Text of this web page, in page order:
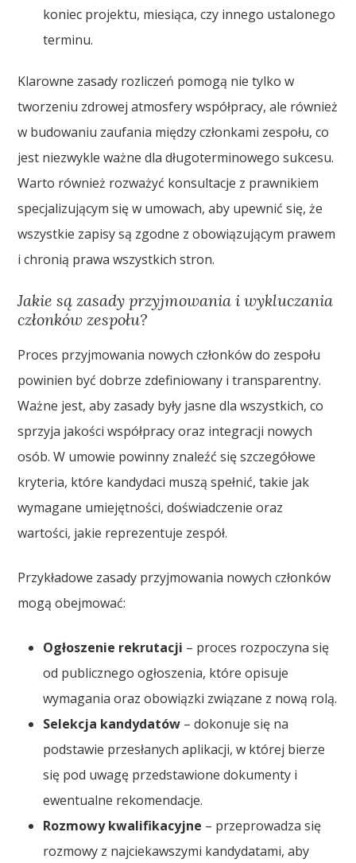
koniec projektu, miesiąca, czy innego ustalonego
terminu.
Klarowne zasady rozliczeń pomogą nie tylko w
tworzeniu zdrowej atmosfery współpracy, ale również
w budowaniu zaufania między członkami zespołu, co
jest niezwykle ważne dla długoterminowego sukcesu.
Warto również rozważyć konsultacje z prawnikiem
specjalizującym się w umowach, aby upewnić się, że
wszystkie zapisy są zgodne z obowiązującym prawem
i chronią prawa wszystkich stron.
Jakie są zasady przyjmowania i wykluczania
członków zespołu?
Proces przyjmowania nowych członków do zespołu
powinien być dobrze zdefiniowany i transparentny.
Ważne jest, aby zasady były jasne dla wszystkich, co
sprzyja jakości współpracy oraz integracji nowych
osób. W umowie powinny znaleźć się szczegółowe
kryteria, które kandydaci muszą spełnić, takie jak
wymagane umiejętności, doświadczenie oraz
wartości, jakie reprezentuje zespół.
Przykładowe zasady przyjmowania nowych członków
mogą obejmować:
Ogłoszenie rekrutacji – proces rozpoczyna się
od publicznego ogłoszenia, które opisuje
wymagania oraz obowiązki związane z nową rolą.
Selekcja kandydatów – dokonuje się na
podstawie przesłanych aplikacji, w której bierze
się pod uwagę przedstawione dokumenty i
ewentualne rekomendacje.
Rozmowy kwalifikacyjne – przeprowadza się
rozmowy z najciekawszymi kandydatami, aby